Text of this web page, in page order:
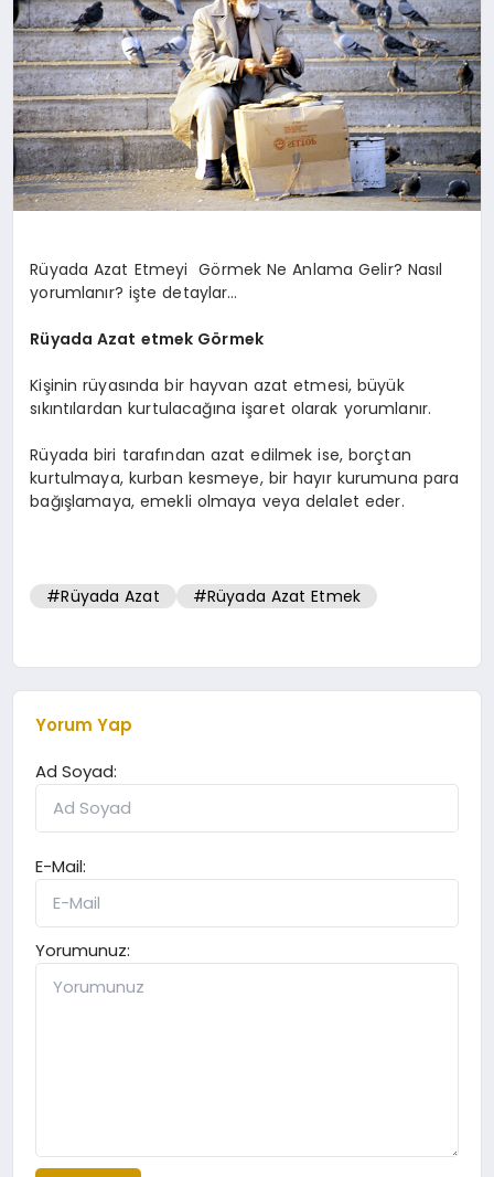
Rüyada Azat Etmeyi Görmek Ne Anlama Gelir? Nasıl
yorumlanır? işte detaylar…
Rüyada Azat etmek Görmek
Kişinin rüyasında bir hayvan azat etmesi, büyük
sıkıntılardan kurtulacağına işaret olarak yorumlanır.
Rüyada biri tarafından azat edilmek ise, borçtan
kurtulmaya, kurban kesmeye, bir hayır kurumuna para
bağışlamaya, emekli olmaya veya delalet eder.
#Rüyada Azat #Rüyada Azat Etmek
Yorum Yap
Ad Soyad:
E-Mail:
Yorumunuz: